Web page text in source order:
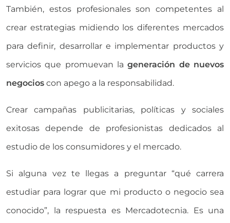
También, estos profesionales son competentes al
crear estrategias midiendo los diferentes mercados
para definir, desarrollar e implementar productos y
servicios que promuevan lageneración de nuevos
negocios con apego a la responsabilidad.
Crear campañas publicitarias, políticas y sociales
exitosas depende de profesionistas dedicados al
estudio de los consumidores y el mercado.
Si alguna vez te llegas a preguntar “qué carrera
estudiar para lograr que mi producto o negocio sea
conocido”, la respuesta es Mercadotecnia. Es una
Universidad Virtual
solo para nuevo ingreso